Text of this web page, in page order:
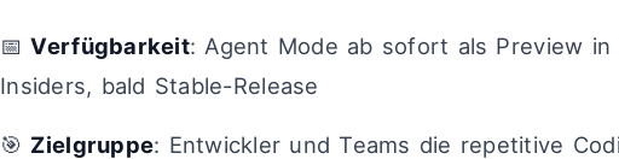
📅Verfügbarkeit: Agent Mode ab sofort als Preview in
Insiders, bald Stable-Release
🎯 Zielgruppe: Entwickler und Teams die repetitive